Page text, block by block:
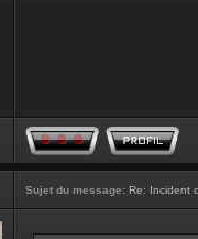
Sujet du message: Re: Incident